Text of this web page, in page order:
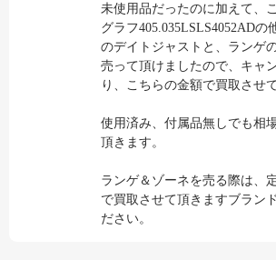
未使用品だったのに加えて、
グラフ405.035LSLS4052ADの
のデイトジャストと、ランゲ
売って頂けましたので、キャ
り、こちらの金額で買取させ
使用済み、付属品無しでも相
頂きます。
ランゲ＆ゾーネを売る際は、
で買取させて頂きますブラン
ださい。